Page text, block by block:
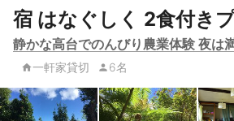
宿 はなぐしく 2食付き
静かな高台でのんびり農業体験 夜は
一軒家貸切 6名